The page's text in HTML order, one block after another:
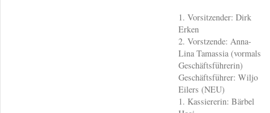
1. Vorsitzender: Dirk
Erken
2. Vorstzende: Anna-
Lina Tamassia (vormals
Geschäftsführerin)
Geschäftsführer: Wiljo
Eilers (NEU)
1. Kassiererin: Bärbel